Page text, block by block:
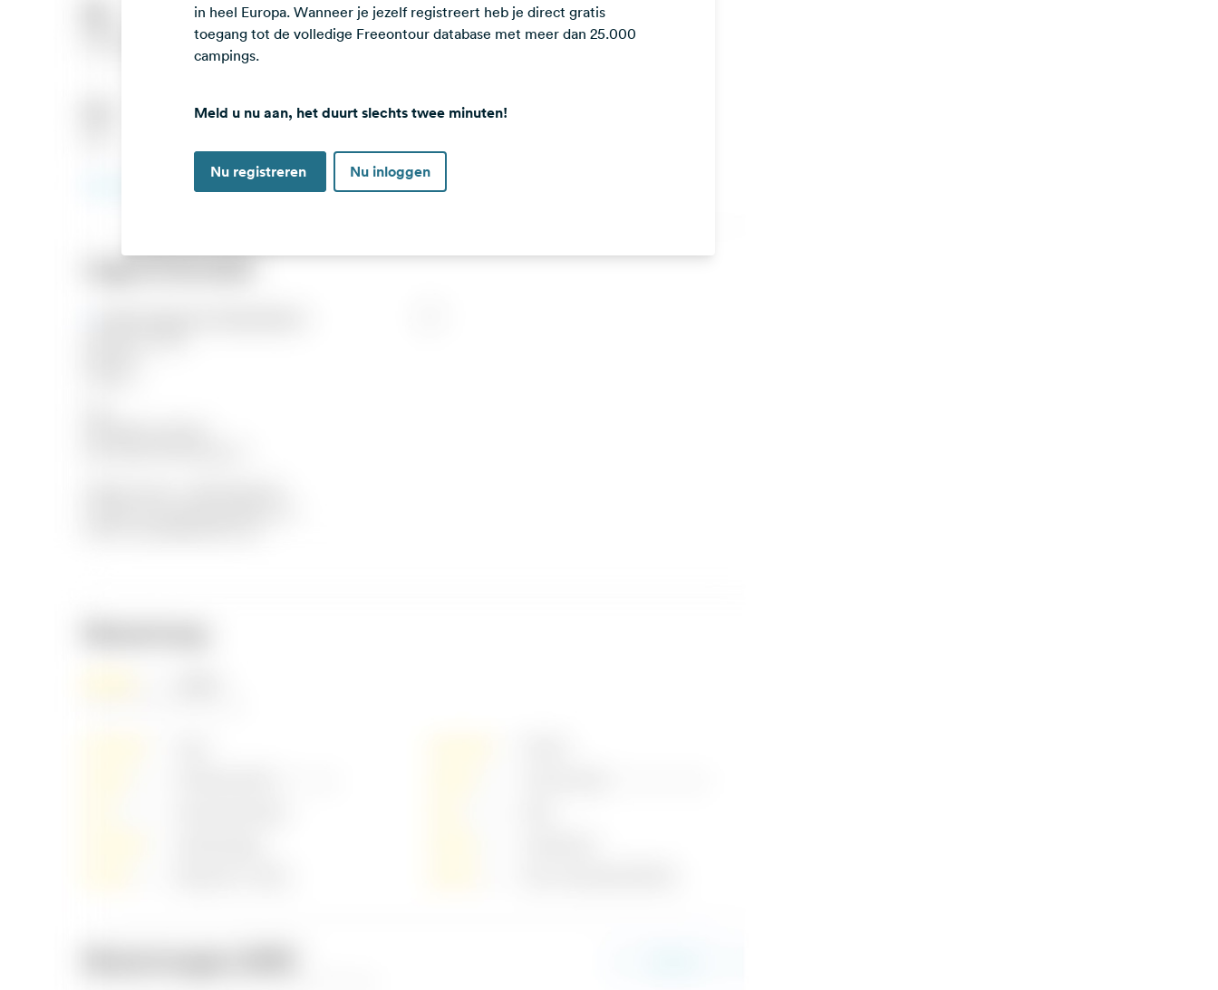
in heel Europa. Wanneer je jezelf registreert heb je direct gratis
toegang tot de volledige Freeontour database met meer dan 25.000
campings.
Meld u nu aan, het duurt slechts twee minuten!
Nu registreren Nu inloggen